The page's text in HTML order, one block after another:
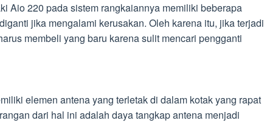
Aio 220 pada sistem rangkaiannya memiliki beberapa
jika mengalami kerusakan. Oleh karena itu, jika terjadi
membeli yang baru karena sulit mencari pengganti
elemen antena yang terletak di dalam kotak yang rapat
dari hal ini adalah daya tangkap antena menjadi